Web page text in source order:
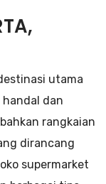
utama
dan
rangkaian
dirancang
supermarket